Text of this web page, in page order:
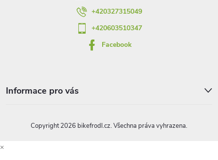
+420327315049
+420603510347
Facebook
Informace pro vás
Copyright 2026 bikefrodl.cz. Všechna práva vyhrazena.
×